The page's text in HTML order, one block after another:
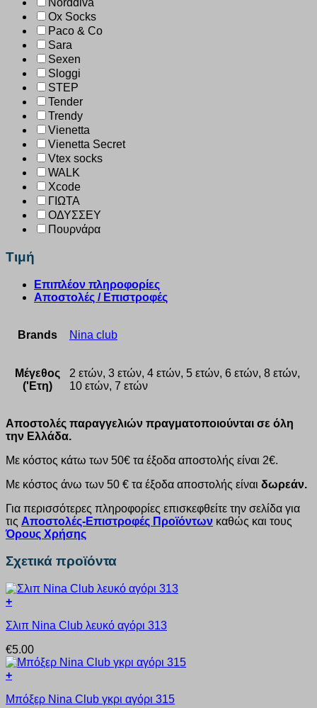
Norddiva
Ox Socks
Paco & Co
Sara
Sexen
Sloggi
STEP
Tender
Trendy
Vienetta
Vienetta Secret
Vtex socks
WALK
Xcode
ΓΙΩΤΑ
ΟΔΥΣΣΕΥ
Πουρνάρα
Τιμή
Επιπλέον πληροφορίες
Αποστολές / Επιστροφές
Brands Nina club
Μέγεθος
('Ετη)
2 ετών, 3 ετών, 4 ετών, 5 ετών, 6 ετών, 8 ετών,
10 ετών, 7 ετών
Αποστολές παραγγελιών πραγματοποιούνται σε όλη
την Ελλάδα.
Με κόστος κάτω των 50€ τα έξοδα αποστολής είναι 2€.
Με κόστος άνω των 50 € τα έξοδα αποστολής είναι δωρεάν.
Για περισσότερες πληροφορίες επισκεφθείτε την σελίδα για
τις Αποστολές-Επιστροφές Προϊόντων καθώς και τους
Όρους Χρήσης
Σχετικά προϊόντα
+
το
έχει
πολλαπλές
παραλλαγές.
επιλογές
Σλιπ Nina Club λευκό αγόρι 313
€5.00
+
το
Μπόξερ Nina Club γκρι αγόρι 315